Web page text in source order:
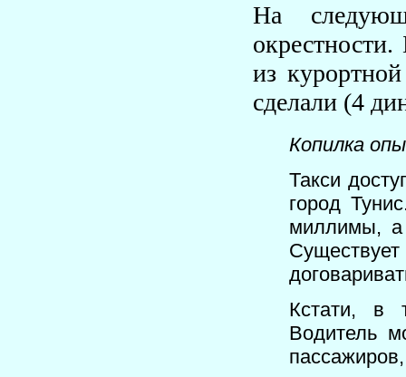
На
из
сделали (4
Копилка
Такси
город
миллимы,
Существует
Кстати, в
Водитель